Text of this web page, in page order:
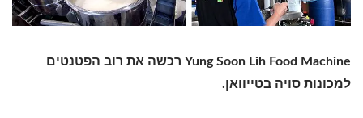
Yung Soon Lih Food Machine רכשה את רוב הפטנטים
למכונות סויה בטייוואן.